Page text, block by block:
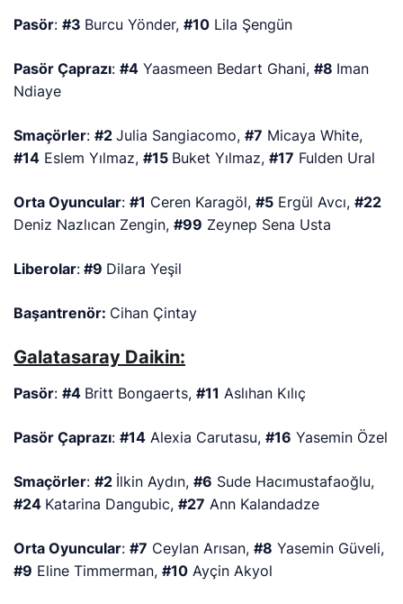
Pasör:#3 Burcu Yönder,#10 Lila Şengün
Pasör Çaprazı:#4 Yaasmeen Bedart Ghani,#8 Iman
Ndiaye
Smaçörler:#2Julia Sangiacomo,#7 Micaya White,
#14 Eslem Yılmaz,#15 Buket Yılmaz,#17 Fulden Ural
Orta Oyuncular:#1 Ceren Karagöl,#5 Ergül Avcı,#22
Deniz Nazlıcan Zengin,#99 Zeynep Sena Usta
Liberolar: #9 Dilara Yeşil
Başantrenör: Cihan Çintay
Galatasaray Daikin:
Pasör:#4 Britt Bongaerts,#11 Aslıhan Kılıç
Pasör Çaprazı:#14 Alexia Carutasu,#16 Yasemin Özel
Smaçörler:#2 İlkin Aydın,#6 Sude Hacımustafaoğlu,
#24 Katarina Dangubic,#27 Ann Kalandadze
Orta Oyuncular:#7 Ceylan Arısan,#8 Yasemin Güveli,
#9 Eline Timmerman,#10 Ayçin Akyol